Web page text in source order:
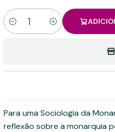
Quantidade
Para uma Sociologia da
reflexão sobre a monarquia